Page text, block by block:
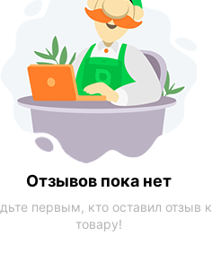
Отзывов пока нет
первым, кто оставил отзыв к
товару!